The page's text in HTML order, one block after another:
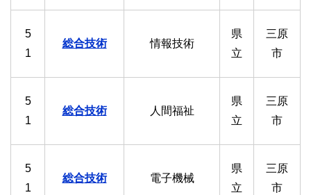
5
1
総合技術 情報技術
県
立
三原
市
5
1
総合技術 人間福祉
県
立
三原
市
5
1
総合技術 電子機械
県
立
三原
市